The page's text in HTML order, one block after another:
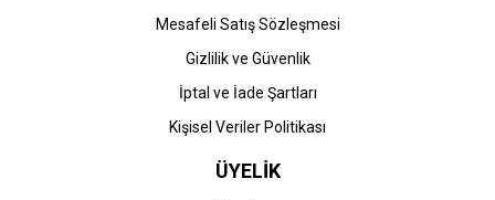
Mesafeli Satış Sözleşmesi
Gizlilik ve Güvenlik
İptal ve İade Şartları
Kişisel Veriler Politikası
ÜYELİK